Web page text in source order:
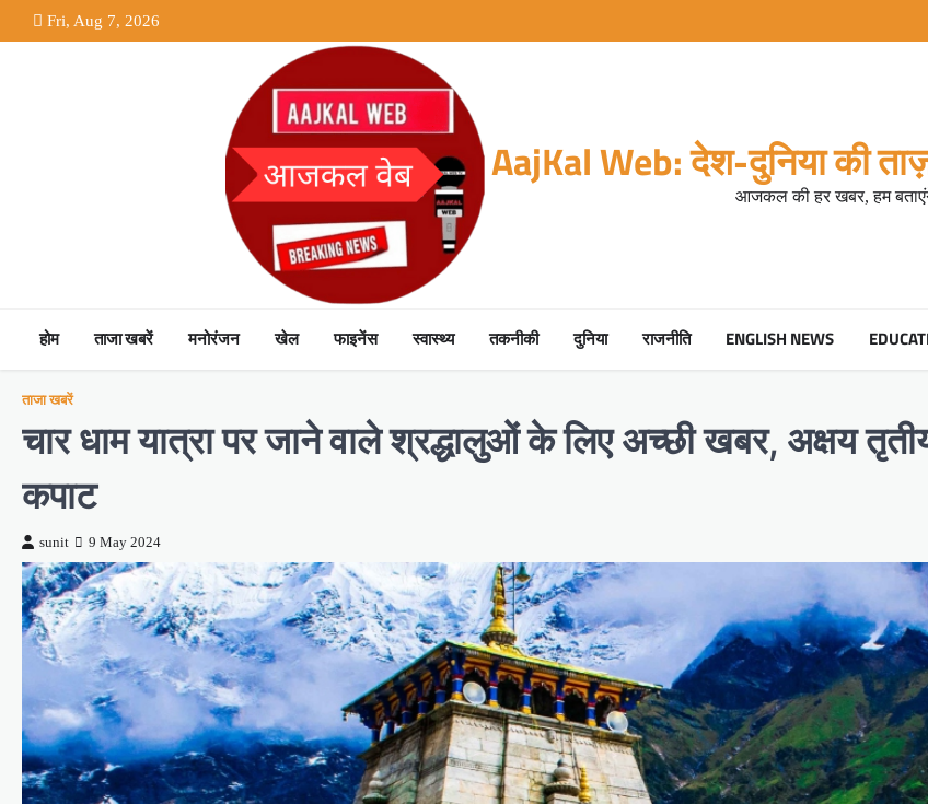
to
Fri, Aug 7, 2026
AajKal Web: देश-दुनिया की
आजकल की हर खबर, हम
होम ताजा खबरें मनोरंजन खेल फाइनेंस स्वास्थ्य तकनीकी दुनिया राजनीति ENGLISH NEWS
ताजा खबरें
चार धाम यात्रा पर जाने वाले श्रद्धालुओं के लिए अच्छी खबर, अक्षय
कपाट
sunit 9 May 2024